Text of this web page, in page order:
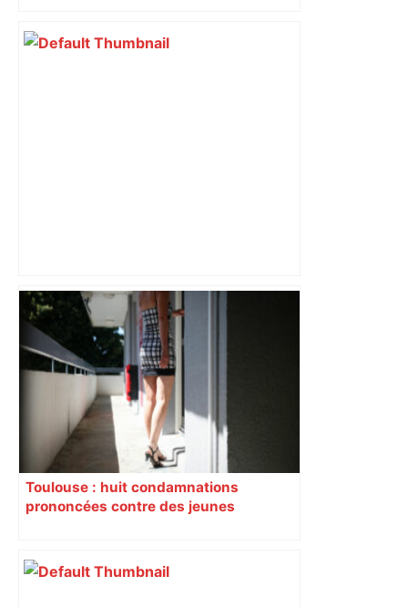
Augustins
« Rien d'inquiétant » pour Guillaume
Restes, le gardien de Toulouse, après
sa sortie à Metz – L'Équipe
Toulouse : huit condamnations
prononcées contre des jeunes